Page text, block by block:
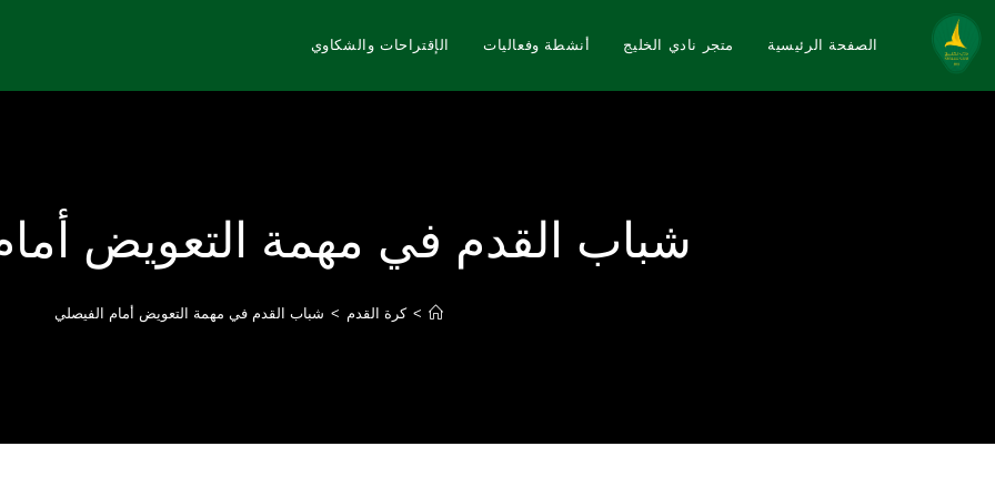
الصفحة الرئيسية متجر نادي الخليج أنشطة وفعاليات الإقتراحات والشكاوي
شباب القدم في مهمة التعويض
> كرة القدم > شباب القدم في مهمة التعويض أمام الفيصلي